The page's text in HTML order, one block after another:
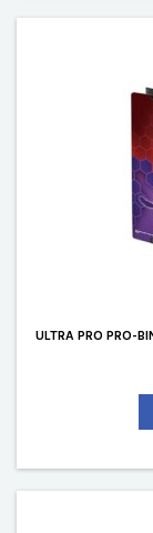
ULTRA PRO PRO-